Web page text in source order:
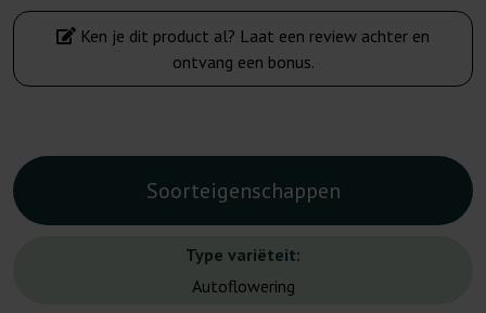
Ken je dit product al? Laat een review achter en
ontvang een bonus.
Soorteigenschappen
Type variëteit:
Autoflowering